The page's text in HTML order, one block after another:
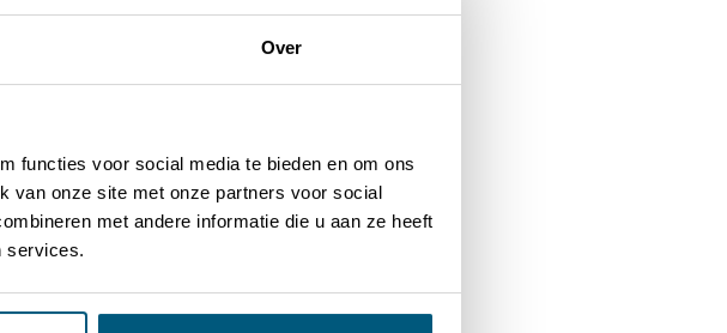
Over
functies voor social media te bieden en om ons
van onze site met onze partners voor social
met andere informatie die u aan ze heeft
services.